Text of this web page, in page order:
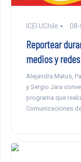
ICEI UChile
Reportear
medios y
Alejandra Matus,
y Sergio Jara
programa que
Comunicaciones